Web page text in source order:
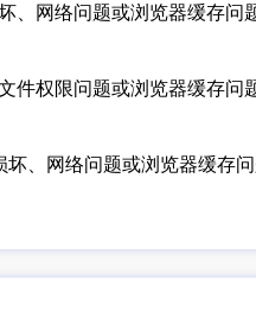
、网络问题或浏览器缓存
件权限问题或浏览器缓存
、网络问题或浏览器缓